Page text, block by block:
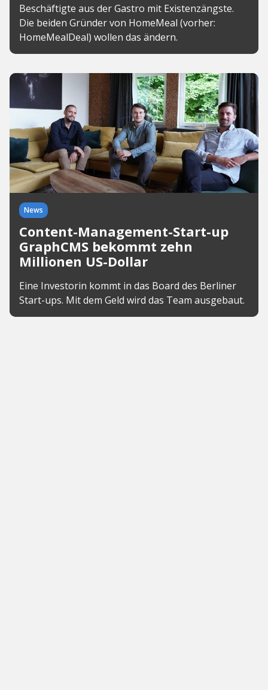
Beschäftigte aus der Gastro mit Existenzängste.
Die beiden Gründer von HomeMeal (vorher:
HomeMealDeal) wollen das ändern.
News
Content-Management-Start-up
GraphCMS bekommt zehn
Millionen US-Dollar
Eine Investorin kommt in das Board des Berliner
Start-ups. Mit dem Geld wird das Team ausgebaut.